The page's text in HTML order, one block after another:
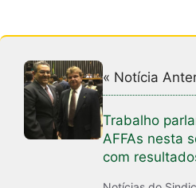
« Notícia
Trabalho
AFFAs nesta
com